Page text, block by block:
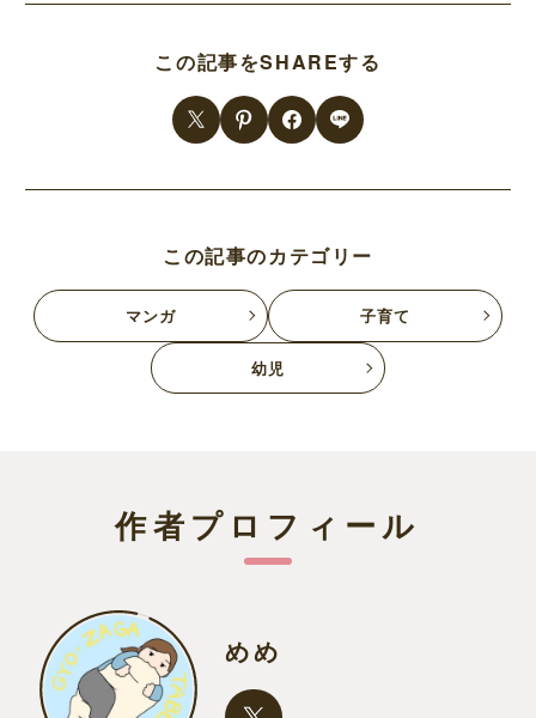
この記事をSHAREする
この記事のカテゴリー
マンガ 子育て
幼児
作者プロフィール
めめ